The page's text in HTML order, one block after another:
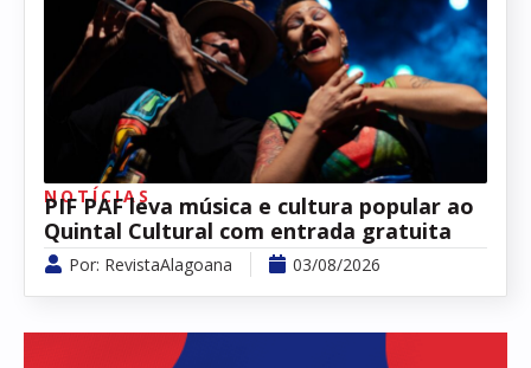
NOTÍCIAS
PIF PAF leva música e cultura popular ao
Quintal Cultural com entrada gratuita
Por: RevistaAlagoana 03/08/2026